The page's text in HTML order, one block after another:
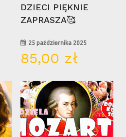
Go To Shop
DZIECI PIĘKNIE
ZAPRASZA🥰
25 października 2025
85,00 zł
14
wrz